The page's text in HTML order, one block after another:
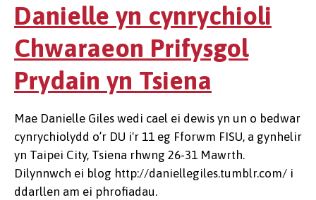
Danielle yn cynrychioli
Chwaraeon Prifysgol
Prydain yn Tsiena
Mae Danielle Giles wedi cael ei dewis yn un o bedwar
cynrychiolydd o’r DU i'r 11 eg Fforwm FISU, a gynhelir
yn Taipei City, Tsiena rhwng 26-31 Mawrth.
Dilynnwch ei blog http://daniellegiles.tumblr.com/ i
ddarllen am ei phrofiadau.